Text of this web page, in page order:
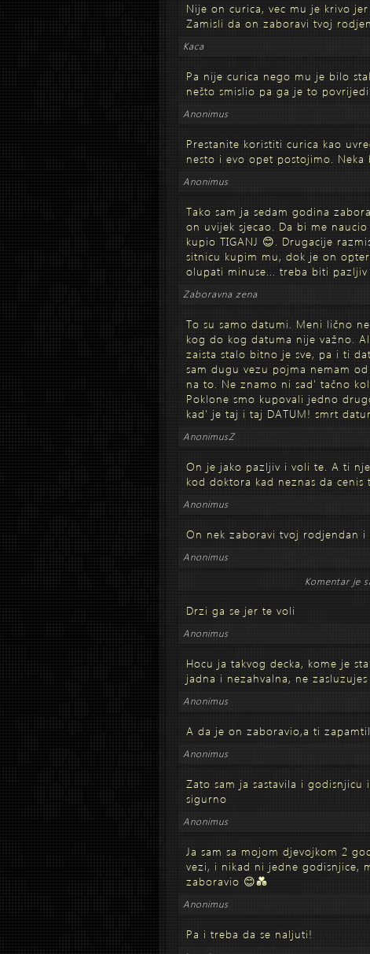
Nije on curica, vec mu je krivo
Zamisli da on zaboravi tvoj
Kaca
Pa nije curica nego mu je bilo
nešto smislio pa ga je to
Anonimus
Prestanite koristiti curica kao
nesto i evo opet postojimo.
Anonimus
Tako sam ja sedam godina
on uvijek sjecao. Da bi me
kupio TIGANJ 😊. Drugacije
sitnicu kupim mu, dok je on
olupati minuse... treba biti pazljiv
Zaboravna zena
To su samo datumi. Meni lično
kog do kog datuma nije važno.
zaista stalo bitno je sve, pa i ti
sam dugu vezu pojma nemam
na to. Ne znamo ni sad' tačno
Poklone smo kupovali jedno
kad' je taj i taj DATUM! smrt
AnonimusZ
On je jako pazljiv i voli te. A ti
kod doktora kad neznas da cenis
Anonimus
On nek zaboravi tvoj rodjendan i
Anonimus
Komentar je
Drzi ga se jer te voli
Anonimus
Hocu ja takvog decka, kome je
jadna i nezahvalna, ne zasluzujes
Anonimus
A da je on zaboravio,a ti
Anonimus
Zato sam ja sastavila i
sigurno
Anonimus
Ja sam sa mojom djevojkom 2
vezi, i nikad ni jedne godisnjice,
zaboravio 😊💑
Anonimus
Pa i treba da se naljuti!